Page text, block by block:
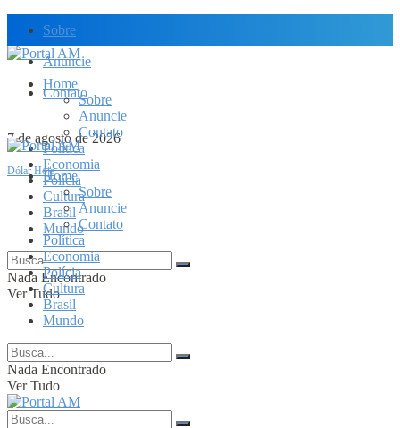
Sobre
Anuncie
Contato
7 de agosto de 2026
Dólar Hoje
Home
Sobre
Anuncie
Contato
Política
Economia
Polícia
Cultura
Brasil
Mundo
Nada Encontrado
Ver Tudo
Home
Sobre
Anuncie
Contato
Política
Economia
Polícia
Cultura
Brasil
Mundo
Nada Encontrado
Ver Tudo